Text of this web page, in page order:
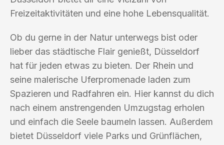
Freizeitaktivitäten und eine hohe Lebensqualität.
Ob du gerne in der Natur unterwegs bist oder
lieber das städtische Flair genießt, Düsseldorf
hat für jeden etwas zu bieten. Der Rhein und
seine malerische Uferpromenade laden zum
Spazieren und Radfahren ein. Hier kannst du dich
nach einem anstrengenden Umzugstag erholen
und einfach die Seele baumeln lassen. Außerdem
bietet Düsseldorf viele Parks und Grünflächen,